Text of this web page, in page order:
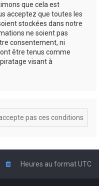
que cela est
acceptez que toutes les
stockées dans notre
ne soient pas
consentement, ni
être tenus comme
visant à
Heures au formatUTC